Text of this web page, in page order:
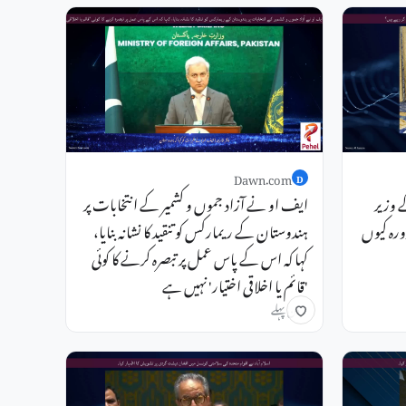
وزیر
کیوں
D
Dawn.com
ایف او نے آزاد جموں و کشمیر کے انتخابات پر
ہندوستان کے ریمارکس کو تنقید کا نشانہ بنایا،
کہا کہ اس کے پاس عمل پر تبصرہ کرنے کا کوئی
'قائم یا اخلاقی اختیار' نہیں ہے
1 دن پہلے